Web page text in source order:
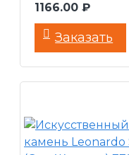
1166.00 ₽
Заказать